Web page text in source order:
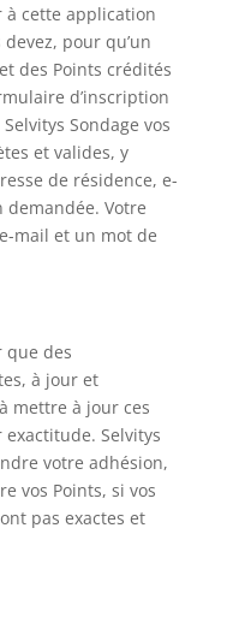
à cette application
pour qu’un
des Points crédités
d’inscription
Sondage vos
et valides, y
de résidence, e-
Votre
mail et un mot de
que des
à jour et
mettre à jour ces
Selvitys
votre adhésion,
vos Points, si vos
pas exactes et